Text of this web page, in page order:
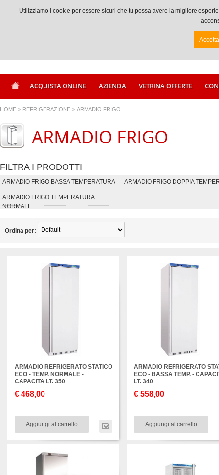
Chiamaci +39 0833917056
ACQUISTA ONLINE AZIENDA VETRINA OFFERTE
HOME » REFRIGERAZIONE » ARMADIO FRIGO
ARMADIO FRIGO
FILTRA I PRODOTTI
ARMADIO FRIGO BASSA TEMPERATURA ARMADIO FRIGO DOPPIA
ARMADIO FRIGO TEMPERATURA
NORMALE
Ordina per:
ARMADIO REFRIGERATO STATICO
ECO - TEMP. NORMALE -
CAPACITA LT. 350
€ 468,00
Aggiungi al carrello
ARMADIO REFRIGERATO
ECO - BASSA TEMP. -
LT. 340
€ 558,00
Aggiungi al carrello
Utilizziamo i cookie per essere sicuri che tu possa avere la migliore
Accetta